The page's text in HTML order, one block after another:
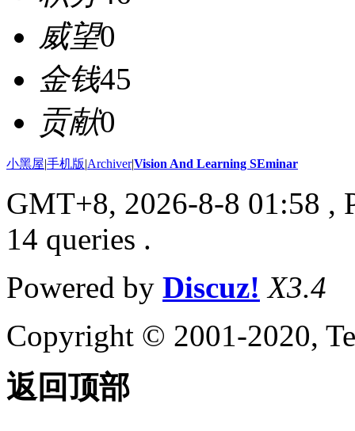
威望0
金钱45
贡献0
小黑屋|手机版|Archiver|Vision And Learning SEminar
GMT+8, 2026-8-8 01:58 ,
14 queries .
Powered by Discuz! X3.4
Copyright © 2001-2020,
返回顶部